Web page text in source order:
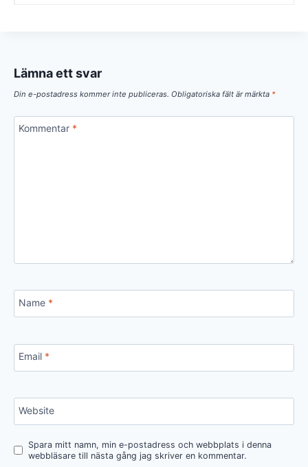
Lämna ett svar
Din e-postadress kommer inte publiceras. Obligatoriska fält är märkta *
Kommentar *
Name *
Email *
Website
Spara mitt namn, min e-postadress och webbplats i denna
webbläsare till nästa gång jag skriver en kommentar.